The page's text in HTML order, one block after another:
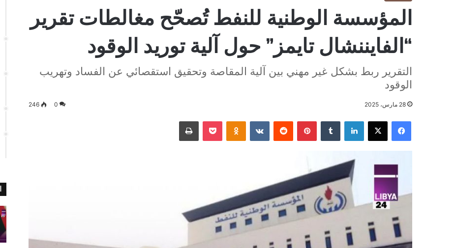
المؤسسة الوطنية للنفط تُصحّح مغالطات تقرير
“الفايننشال تايمز” حول آلية توريد الوقود
التقرير ربط بشكل غير مهني بين آلية المقاصة وتحقيق استقصائي عن الفساد وتهريب
الوقود
28 مارس، 2025 0
246
فيسبوك ‫X لينكدإن بينتيريست Odnoklassniki
‫Pocket طباعة